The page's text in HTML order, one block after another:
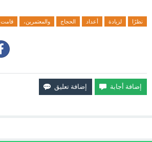
نظرًا لزيادة أعداد الحجاج والمعتمرين، قامت